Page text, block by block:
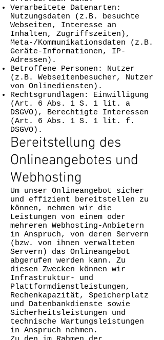
Verarbeitete Datenarten:
Nutzungsdaten (z.B. besuchte
Webseiten, Interesse an
Inhalten, Zugriffszeiten),
Meta-/Kommunikationsdaten (z.B.
Geräte-Informationen, IP-
Adressen).
Betroffene Personen: Nutzer
(z.B. Webseitenbesucher, Nutzer
von Onlinediensten).
Rechtsgrundlagen: Einwilligung
(Art. 6 Abs. 1 S. 1 lit. a
DSGVO), Berechtigte Interessen
(Art. 6 Abs. 1 S. 1 lit. f.
DSGVO).
Bereitstellung des
Onlineangebotes und
Webhosting
Um unser Onlineangebot sicher
und effizient bereitstellen zu
können, nehmen wir die
Leistungen von einem oder
mehreren Webhosting-Anbietern
in Anspruch, von deren Servern
(bzw. von ihnen verwalteten
Servern) das Onlineangebot
abgerufen werden kann. Zu
diesen Zwecken können wir
Infrastruktur- und
Plattformdienstleistungen,
Rechenkapazität, Speicherplatz
und Datenbankdienste sowie
Sicherheitsleistungen und
technische Wartungsleistungen
in Anspruch nehmen.